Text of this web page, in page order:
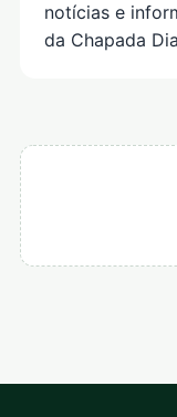
notícias e
da Chapada